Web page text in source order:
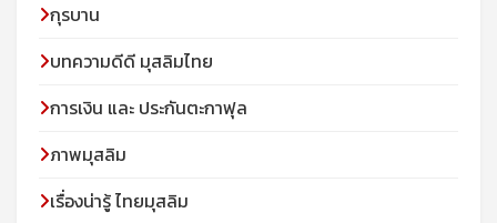
กุรบาน
บทความดีดี มุสลิมไทย
การเงิน และ ประกันตะกาฟุล
ภาพมุสลิม
เรื่องน่ารู้ ไทยมุสลิม